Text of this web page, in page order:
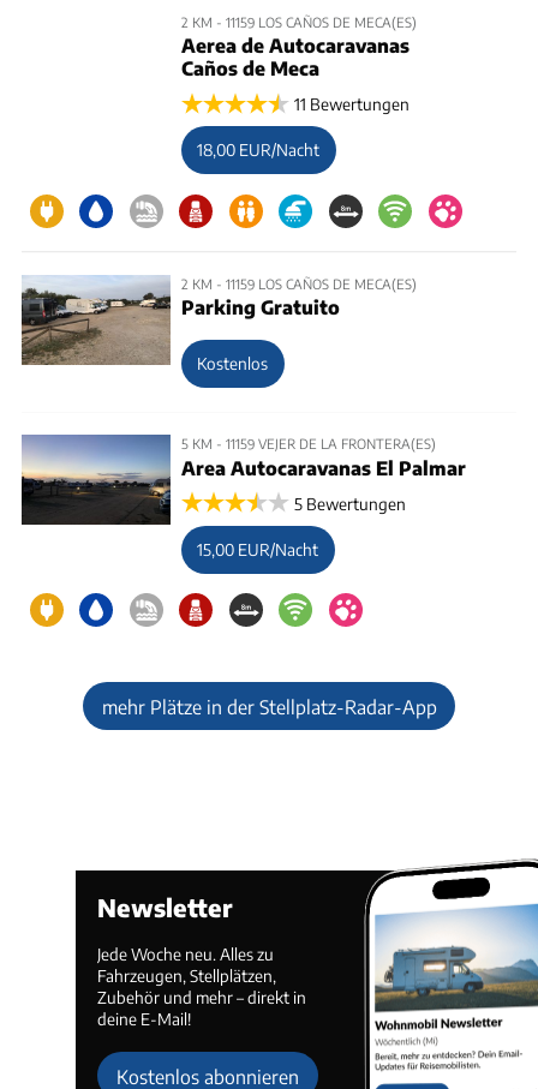
2 KM - 11159 LOS CAÑOS DE MECA(ES)
Aerea de Autocaravanas
Caños de Meca
11 Bewertungen
18,00 EUR/Nacht
2 KM - 11159 LOS CAÑOS DE MECA(ES)
Parking Gratuito
Kostenlos
5 KM - 11159 VEJER DE LA FRONTERA(ES)
Area Autocaravanas El Palmar
5 Bewertungen
15,00 EUR/Nacht
mehr Plätze in der Stellplatz-Radar-App
Newsletter
Jede Woche neu. Alles zu
Fahrzeugen, Stellplätzen,
Zubehör und mehr – direkt in
deine E-Mail!
Kostenlos abonnieren